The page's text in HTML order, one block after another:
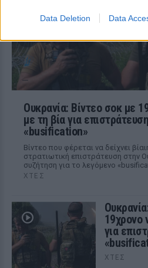
Data Deletion Data
Ουκρανία: Βίντεο σοκ με
με τη βία για
«busification»
Βίντεο που φέρεται να δείχνει
στρατιωτική επιστράτευση στην
συζήτηση για το λεγόμενο
ΧΤΕΣ
19χρονο
για
ΧΤΕΣ